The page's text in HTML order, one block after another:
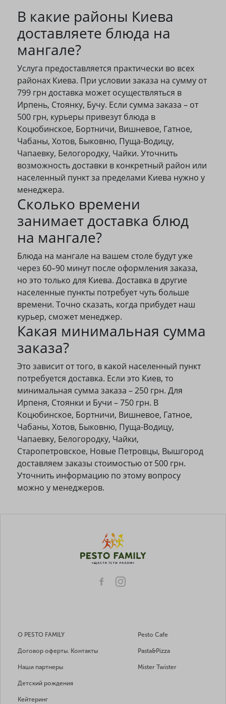
В какие районы Киева
доставляете блюда на
мангале?
Услуга предоставляется практически во всех
районах Киева. При условии заказа на сумму от
799 грн доставка может осуществляться в
Ирпень, Стоянку, Бучу. Если сумма заказа – от
500 грн, курьеры привезут блюда в
Коцюбинское, Бортничи, Вишневое, Гатное,
Чабаны, Хотов, Быковню, Пуща-Водицу,
Чапаевку, Белогородку, Чайки. Уточнить
возможность доставки в конкретный район или
населенный пункт за пределами Киева нужно у
менеджера.
Сколько времени
занимает доставка блюд
на мангале?
Блюда на мангале на вашем столе будут уже
через 60–90 минут после оформления заказа,
но это только для Киева. Доставка в другие
населенные пункты потребует чуть больше
времени. Точно сказать, когда прибудет наш
курьер, сможет менеджер.
Какая минимальная сумма
заказа?
Это зависит от того, в какой населенный пункт
потребуется доставка. Если это Киев, то
минимальная сумма заказа – 250 грн. Для
Ирпеня, Стоянки и Бучи – 750 грн. В
Коцюбинское, Бортничи, Вишневое, Гатное,
Чабаны, Хотов, Быковню, Пуща-Водицу,
Чапаевку, Белогородку, Чайки,
Старопетровское, Новые Петровцы, Вышгород
доставляем заказы стоимостью от 500 грн.
Уточнить информацию по этому вопросу
можно у менеджеров.
О PESTO FAMILY
Договор оферты. Контакты
Наши партнеры
Детский рождения
Кейтеринг
Pesto Cafe
Pasta&Pizza
Mister Twister